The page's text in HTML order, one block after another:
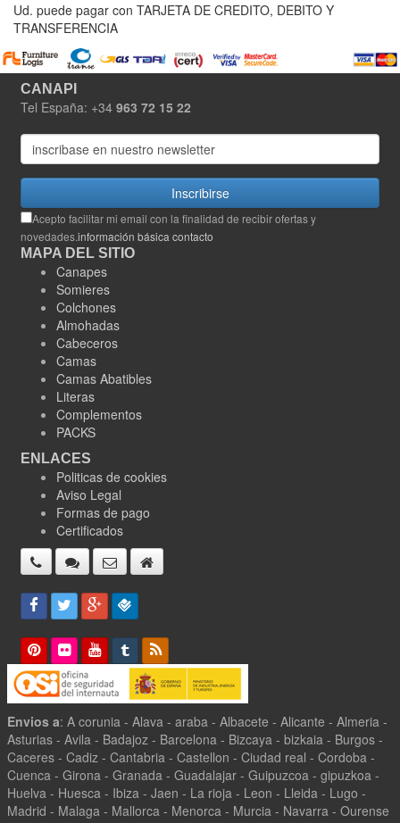
Ud. puede pagar con TARJETA DE CREDITO, DEBITO Y
TRANSFERENCIA
CANAPI
Tel España: +34 963 72 15 22
Inscribirse
Acepto facilitar mi email con la finalidad de recibir ofertas y
novedades.información básica contacto
MAPA DEL SITIO
Canapes
Somieres
Colchones
Almohadas
Cabeceros
Camas
Camas Abatibles
Literas
Complementos
PACKS
ENLACES
Politicas de cookies
Aviso Legal
Formas de pago
Certificados
Envios a: A corunia - Alava - araba - Albacete - Alicante - Almeria -
Asturias - Avila - Badajoz - Barcelona - Bizcaya - bizkaia - Burgos -
Caceres - Cadiz - Cantabria - Castellon - Ciudad real - Cordoba -
Cuenca - Girona - Granada - Guadalajar - Guipuzcoa - gipuzkoa -
Huelva - Huesca - Ibiza - Jaen - La rioja - Leon - Lleida - Lugo -
Madrid - Malaga - Mallorca - Menorca - Murcia - Navarra - Ourense